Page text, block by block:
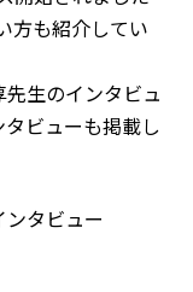
方も紹介してい
生のインタビュ
ビューも掲載し
タビュー